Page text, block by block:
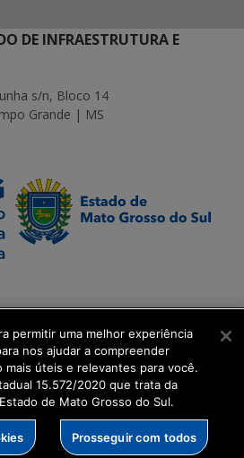
DE INFRAESTRUTURA E
s/n, Bloco 14
Grande | MS
permitir uma melhor experiência
nos ajudar a compreender
mais úteis e relevantes para você.
15.572/2020 que trata da
de Mato Grosso do Sul.
Prosseguir com todos